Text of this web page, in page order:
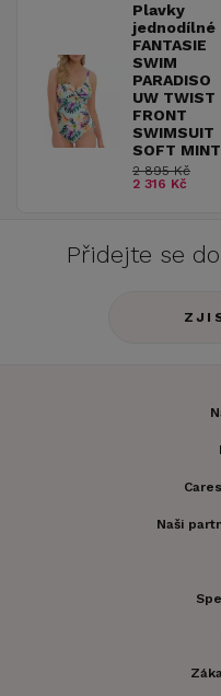
Plavky
jednodílné
FANTASIE
SWIM
PARADISO
UW TWIST
FRONT
SWIMSUIT
SOFT MINT
2 895 Kč
2 316 Kč
Přidejte se do
Naši